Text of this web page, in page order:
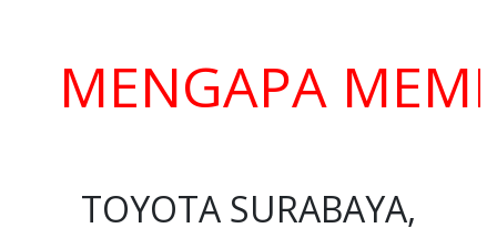
MEMILIH
TOYOTA SURABAYA,